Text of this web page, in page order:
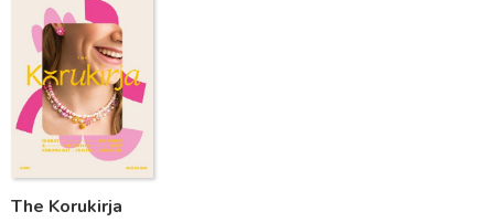
The Korukirja